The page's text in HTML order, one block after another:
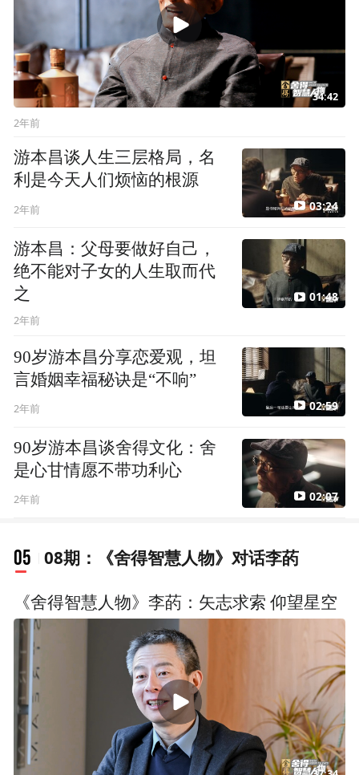
34:42
2年前
游本昌谈人生三层格局，名
利是今天人们烦恼的根源
2年前 03:24
游本昌：父母要做好自己，
绝不能对子女的人生取而代
之
2年前
01:48
90岁游本昌分享恋爱观，坦
言婚姻幸福秘诀是“不响”
2年前 02:59
90岁游本昌谈舍得文化：舍
是心甘情愿不带功利心
2年前 02:07
05 08期：《舍得智慧人物》对话李菂
《舍得智慧人物》李菂：矢志求索 仰望星空